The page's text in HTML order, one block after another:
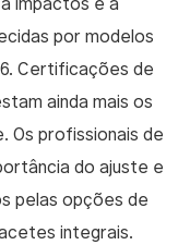
impactos e a
por modelos
Certificações de
ainda mais os
Os profissionais de
do ajuste e
pelas opções de
integrais.